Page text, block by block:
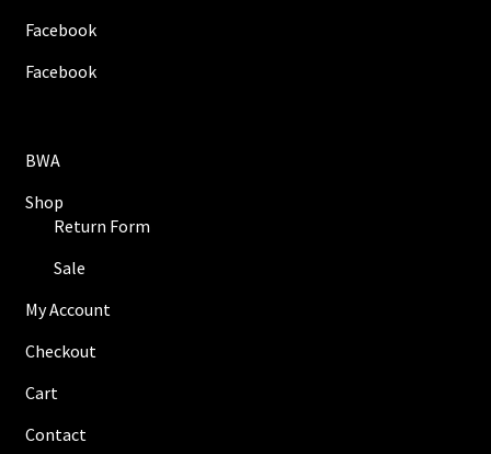
Facebook
Facebook
BWA
Shop
Return Form
Sale
My Account
Checkout
Cart
Contact